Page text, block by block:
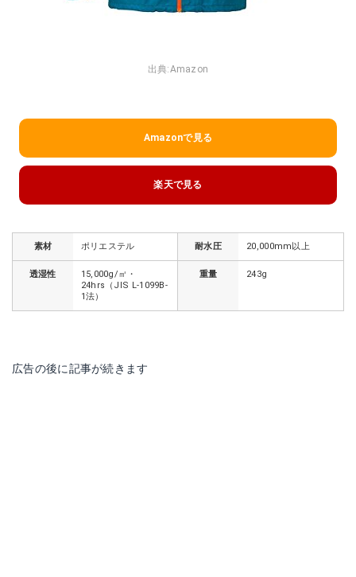
出典:Amazon
Amazonで見る
楽天で見る
素材 ポリエステル 耐水圧 20,000mm以上
透湿性
15,000g/㎡・
24hrs（JIS L-1099B-
1法）
重量 243g
広告の後に記事が続きます